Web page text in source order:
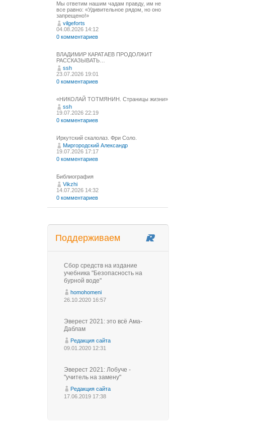
Мы ответим нашим чадам правду, им не
все равно: «Удивительное рядом, но оно
запрещено!»
vilgeforts
04.08.2026 14:12
0 комментариев
ВЛАДИМИР КАРАТАЕВ ПРОДОЛЖИТ
РАССКАЗЫВАТЬ…
ssh
23.07.2026 19:01
0 комментариев
«НИКОЛАЙ ТОТМЯНИН. Страницы жизни»
ssh
19.07.2026 22:19
0 комментариев
Иркутский скалолаз. Фри Соло.
Миргородский Александр
19.07.2026 17:17
0 комментариев
Библиография
Vikzhi
14.07.2026 14:32
0 комментариев
Поддерживаем
Сбор средств на издание
учебника "Безопасность на
бурной воде"
homohomeni
26.10.2020 16:57
Эверест 2021: это всё Ама-
Даблам
Редакция сайта
09.01.2020 12:31
Эверест 2021: Лобуче -
"учитель на замену"
Редакция сайта
17.06.2019 17:38